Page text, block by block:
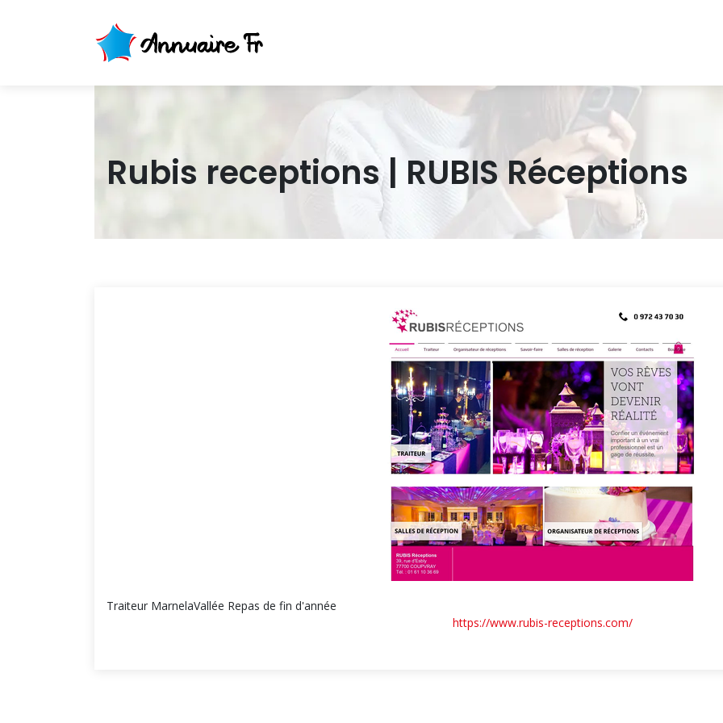
Rubis receptions | RUBIS Réceptions
Traiteur MarnelaVallée Repas de fin d'année
https://www.rubis-receptions.com/